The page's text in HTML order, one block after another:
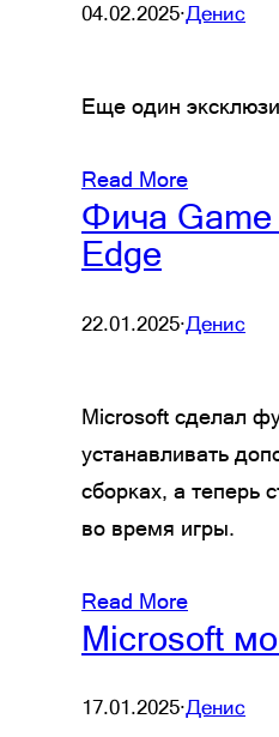
04.02.2025·Денис
Еще один
Read More
Фича Game
Edge
22.01.2025·Денис
Microsoft сделал
устанавливать
сборках, а теперь
во время игры.
Read More
Microsoft
17.01.2025·Денис